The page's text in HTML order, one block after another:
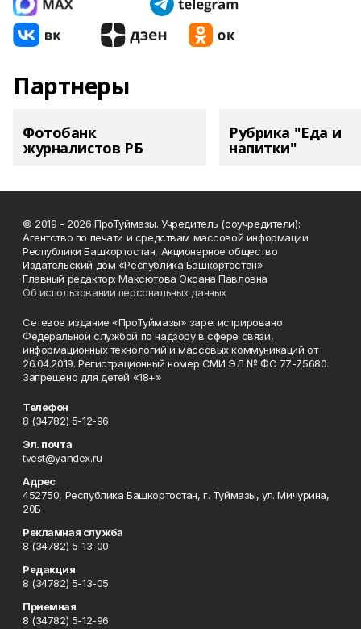
Партнеры
Фотобанк
журналистов РБ
Рубрика "Еда и
напитки"
© 2019 - 2026 ПроТуймазы. Учредитель (соучредители):
Агентство по печати и средствам массовой информации
Республики Башкортостан, Акционерное общество
Издательский дом «Республика Башкортостан»
Главный редактор: Максютова Оксана Павловна
Об использовании персональных данных
Сетевое издание «ПроТуймазы» зарегистрировано
Федеральной службой по надзору в сфере связи,
информационных технологий и массовых коммуникаций от
26.04.2019. Регистрационный номер СМИ ЭЛ № ФС 77-75680.
Запрещено для детей «18+»
Телефон
8 (34782) 5-12-96
Эл. почта
tvest@yandex.ru
Адрес
452750, Республика Башкортостан, г. Туймазы, ул. Мичурина,
20Б
Рекламная служба
8 (34782) 5-13-00
Редакция
8 (34782) 5-13-05
Приемная
8 (34782) 5-12-96